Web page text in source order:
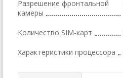
Разрешение фронтальной
камеры
Количество SIM-карт
Характеристики процессора